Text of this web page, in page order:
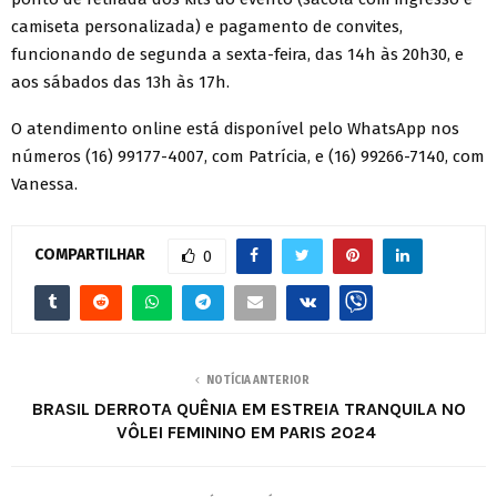
camiseta personalizada) e pagamento de convites,
funcionando de segunda a sexta-feira, das 14h às 20h30, e
aos sábados das 13h às 17h.
O atendimento online está disponível pelo WhatsApp nos
números (16) 99177-4007, com Patrícia, e (16) 99266-7140, com
Vanessa.
COMPARTILHAR 0
NOTÍCIA ANTERIOR
BRASIL DERROTA QUÊNIA EM ESTREIA TRANQUILA NO
VÔLEI FEMININO EM PARIS 2024